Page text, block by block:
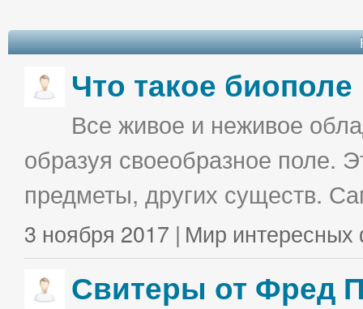
Что такое биополе
Все живое и неживое
образуя своеобразное поле.
предметы, других существ.
3 ноября 2017 | Мир интересных
Свитеры от Фред